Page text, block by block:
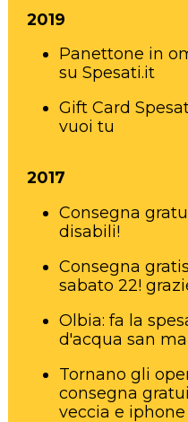
2019
Panettone in
su Spesati.it
Gift Card
vuoi tu
2017
Consegna
disabili!
Consegna
sabato 22!
Olbia: fa la
d'acqua san
Tornano gli
consegna
veccia e